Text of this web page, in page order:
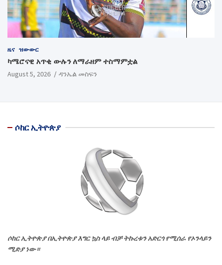
ዜና ዝውውር
ካሜሮናዊ አጥቂ ውሉን ለማራዘም ተስማምቷል
August 5, 2026 ዳንኤል መስፍን
ሶከር ኢትዮጵያ
ሶከር ኢትዮጵያ በኢትዮጵያ እግር ኳስ ላይ ብቻ ትኩረቱን አድርጎ የሚሰራ የኦንላይን
ሚድያ ነው።